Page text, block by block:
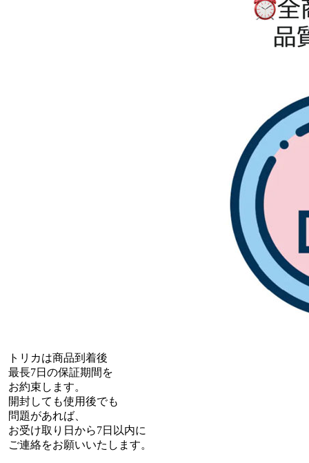
トリカは商品到着後
最長7日の保証期間を
お約束します。
開封しても使用後でも
問題があれば、
お受け取り日から7日以内に
ご連絡をお願いいたします。